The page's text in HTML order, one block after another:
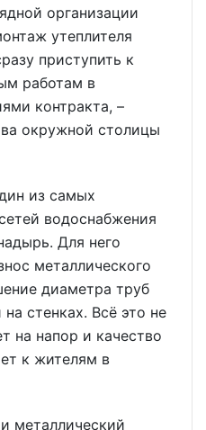
организации
утеплителя
приступить к
работам в
контракта, –
окружной столицы
из самых
водоснабжения
Для него
металлического
диаметра труб
стенках. Всё это не
на напор и качество
к жителям в
металлический